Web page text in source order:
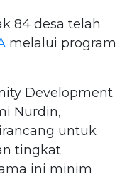
84 desa telah
melalui program
Development
Nurdin,
untuk
tingkat
ini minim